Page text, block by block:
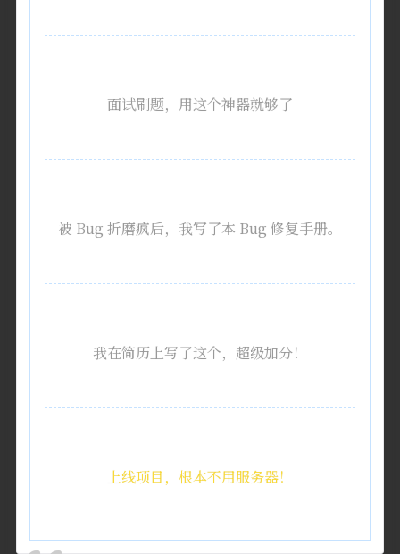
面试刷题，用这个神器就够了
被 Bug 折磨疯后，我写了本 Bug 修复手册。
我在简历上写了这个，超级加分！
上线项目，根本不用服务器！